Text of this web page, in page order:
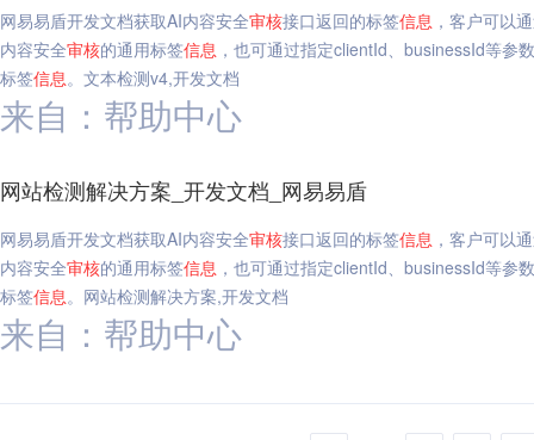
网易易盾开发文档获取AI内容安全审核接口返回的标签信息 ，客户可以
内容安全审核的通用标签信息 ，也可通过指定clientId、businessId等参
标签信息。文本检测v4,开发文档
来自：帮助中心
网站检测解决方案_开发文档_网易易盾
网易易盾开发文档获取AI内容安全审核接口返回的标签信息 ，客户可以
内容安全审核的通用标签信息 ，也可通过指定clientId、businessId等参
标签信息。网站检测解决方案,开发文档
来自：帮助中心